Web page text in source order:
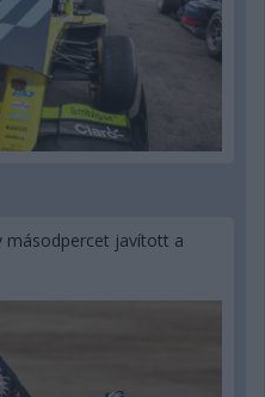
másodpercet javított a